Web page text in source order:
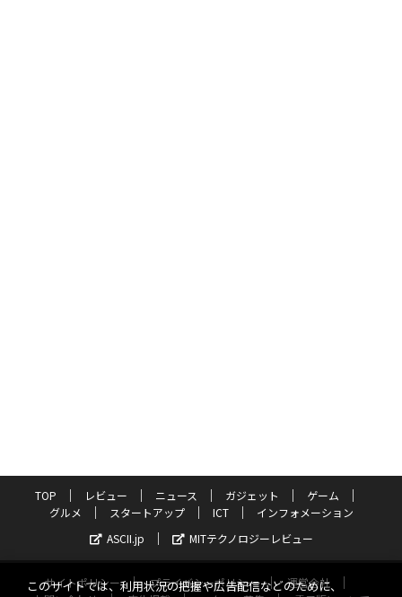
TOP レビュー ニュース ガジェット
ゲーム
グルメ
スタートアップ ICT
インフォメーション
ASCII.jp
MITテクノロジーレビュー
サイトポリシー プライバシーポリシー
運営会社
このサイトでは、利用状況の把握や広告配信などのために、